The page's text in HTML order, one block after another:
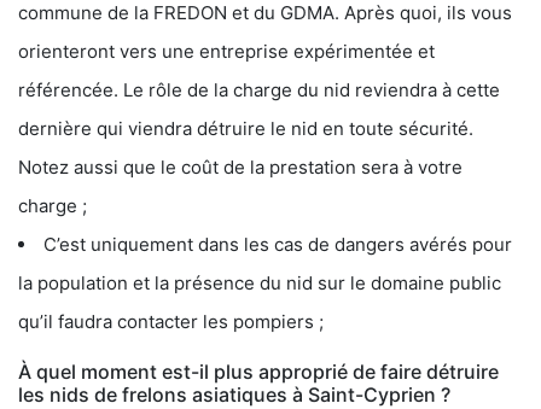
commune de la FREDON et du GDMA. Après quoi, ils vous
orienteront vers une entreprise expérimentée et
référencée. Le rôle de la charge du nid reviendra à cette
dernière qui viendra détruire le nid en toute sécurité.
Notez aussi que le coût de la prestation sera à votre
charge ;
C’est uniquement dans les cas de dangers avérés pour
la population et la présence du nid sur le domaine public
qu’il faudra contacter les pompiers ;
À quel moment est-il plus approprié de faire détruire
les nids de frelons asiatiques à Saint-Cyprien ?